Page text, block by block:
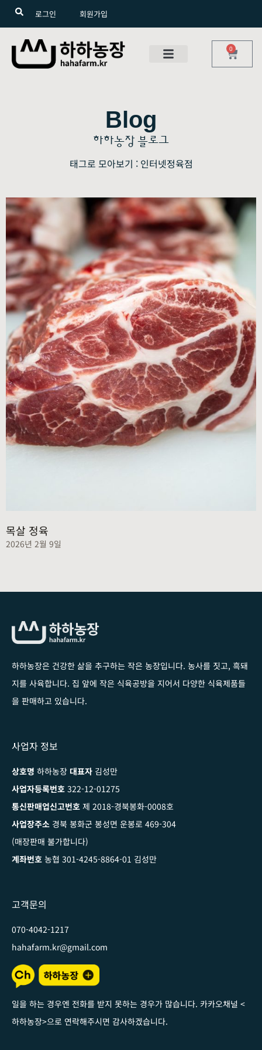
로그인 회원가입
0
Blog
하하농장 블로그
태그로 모아보기 : 인터넷정육점
목살 정육
2026년 2월 9일
하하농장은 건강한 삶을 추구하는 작은 농장입니다. 농사를 짓고, 흑돼
지를 사육합니다. 집 앞에 작은 식육공방을 지어서 다양한 식육제품들
을 판매하고 있습니다.
사업자 정보
상호명 하하농장 대표자 김성만
사업자등록번호 322-12-01275
통신판매업신고번호 제 2018-경북봉화-0008호
사업장주소 경북 봉화군 봉성면 운봉로 469-304
(매장판매 불가합니다)
계좌번호 농협 301-4245-8864-01 김성만
고객문의
070-4042-1217
hahafarm.kr@gmail.com
일을 하는 경우엔 전화를 받지 못하는 경우가 많습니다. 카카오채널 <
하하농장>으로 연락해주시면 감사하겠습니다.